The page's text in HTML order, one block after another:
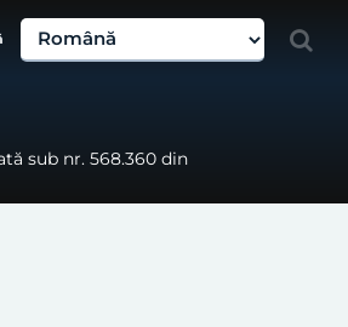
sub nr. 568.360 din